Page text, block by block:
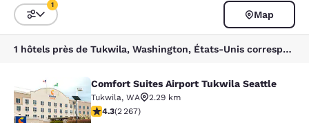
Triez et filtrez
1
Map
1 hôtels près de Tukwila, Washington, États-Unis correspondent à vos filtres
Comfort Suites Airport Tukwila
Comfort Suites Airport Tukwila Seattle
Tukwila, WA
2.29 km
4.3 étoiles. Excellent. 2267 commentaires
4.3(2 267)